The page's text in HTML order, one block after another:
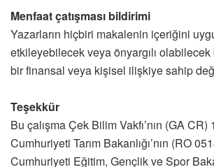
Menfaat çatışması bildirimi
Yazarların hiçbiri makalenin içeriğini
etkileyebilecek veya önyargılı
bir finansal veya kişisel ilişkiye sahip
Teşekkür
Bu çalışma Çek Bilim Vakfı’nın (GA
Cumhuriyeti Tarım Bakanlığı’nın (RO
Cumhuriyeti Eğitim, Gençlik ve Spor